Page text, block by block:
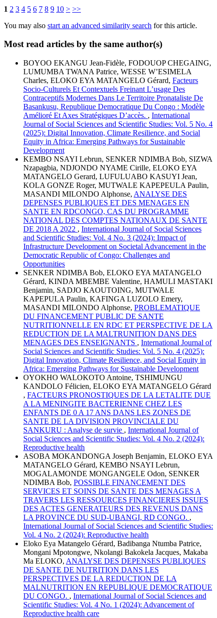
1 2 3 4 5 6 7 8 9 10 > >>
You may also start an advanced similarity search for this article.
Most read articles by the same author(s)
BOYOO EKANGU Jean-Fidèle, FODOUOP CHEGAING,
LUMUMBA TWANA Patrice, WESSE W’ESIMELA
Charles, ELOKO EYA MATANGELO Gérard, Facteurs
Socio-Culturels Et Contextuels Freinant L’usage Des
Contraceptifs Modernes Dans Le Territoire Pronataliste De
Basankusu, Republique Democratique Du Congo : Modèle
Amélioré Et Axes Stratégiques D’accès. , International
Journal of Social Sciences and Scientific Studies: Vol. 5 No. 4
(2025): Digital Innovation, Climate Resilience, and Social
Equity in Africa: Emerging Pathways for Sustainable
Development
KEMBO NSAYI Lebrun, SENKER NDIMBA Bob, SIZWA
Nzapagbia, NDJONDO NYAME Cirille, ELOKO EYA
MATANGELO Gerard, LUFULUABO KASUYI Jean,
KOLA GONZE Roger, MUTWALE KAPEPEULA Paulin,
MASANDI MILONDO Alphonse, ANALYSE DES
DEPENSES PUBLIQUES ET DES MENAGES EN
SANTE EN RDCONGO, CAS DU PROGRAMME
NATIONAL DES COMPTES NATIONAUX DE SANTE
DE 2018 A 2022 , International Journal of Social Sciences
and Scientific Studies: Vol. 4 No. 3 (2024): Impact of
Infrastructure Development on Societal Advancement in the
Democratic Republic of Congo: Challenges and
Opportunities
SENKER NDIMBA Bob, ELOKO EYA MATANGELO
Gérard, KINDA MBEMBE Valentine, HAMULI MASTAKI
Benjamin, SADJO KAOUTOING, MUTWALE
KAPEPULA Paulin, KAFINGA LUZOLO Emery,
MASANDI MILONDO Alphonse, PROBLEMATIQUE
DU FINANCEMENT PUBLIC DE SANTE
NUTRITIONNELLE EN RDC ET PERSPECTIVE DE LA
REDUCTION DE LA MALTRUNITION DANS DES
MENAGES DES ENSEIGNANTS , International Journal of
Social Sciences and Scientific Studies: Vol. 5 No. 4 (2025):
Digital Innovation, Climate Resilience, and Social Equity in
Africa: Emerging Pathways for Sustainable Development
OYOKHO WALOKOTO Antoine, TSHIMUNGU
KANDOLO Félicien, ELOKO EYA MATANGELO Gérard
, FACTEURS PRONOSTIQUES DE LA LETALITE DUE
A LA MENINGITE BACTERIENNE CHEZ LES
ENFANTS DE 0 A 17 ANS DANS LES ZONES DE
SANTE DE LA DIVISION PROVINCIALE DU
SANKURU : Analyse de survie , International Journal of
Social Sciences and Scientific Studies: Vol. 4 No. 2 (2024):
Reproductive health
ASOBA MOKANDONGA Joseph Benjamin, ELOKO EYA
MATANGELO Gérard, KEMBO NSAYI Lebrun,
MOGALAMONDE MONGANGELE Odon, SENKER
NDIMBA Bob, POSSIBLE FINANCEMENT DES
SERVICES ET SOINS DE SANTE DES MENAGES A
TRAVERS LES RESSOURCES FINANCIERES ISSUES
DES ACTES GENERATEURS DES REVENUS DANS
LA PROVINCE DU SUD-UBANGI, RD CONGO. ,
International Journal of Social Sciences and Scientific Studies:
Vol. 4 No. 2 (2024): Reproductive health
Eloko Eya Matangelo Gérard, Badibanga Ntumba Patrice,
Mongani Mpotongwe, Nkolangi Bakokela Jacques, Makaba
Ma ELOKO, ANALYSE DES DEPENSES PUBLIQUES
DE SANTE DE NUTRITION DANS LES
PERSPECTIVES DE LA REDUCTION DE LA
MALNUTRITION EN REPUBLIQUE DEMOCRATIQUE
DU CONGO. , International Journal of Social Sciences and
Scientific Studies: Vol. 4 No. 1 (2024): Advancement of
Reproductive health care